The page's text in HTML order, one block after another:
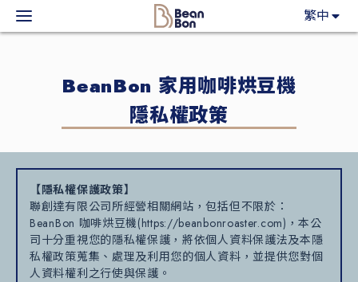
繁中
咖啡市集
關於我們
BeanBon 家用咖啡烘豆機
隱私權政策
【隱私權保護政策】
聯創達有限公司所經營相關網站，包括但不限於：
BeanBon 咖啡烘豆機(https://beanbonroaster.com)，本公
司十分重視您的隱私權保護，將依個人資料保護法及本隱
私權政策蒐集、處理及利用您的個人資料，並提供您對個
人資料權利之行使與保護。